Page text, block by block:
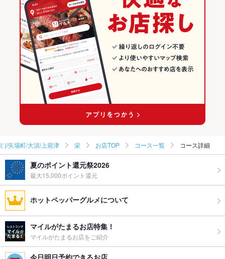
焼き鳥・鶏料理
栄(ミナミ)/矢場町/大須/上前津 × 和食
栄(ミナミ)/矢場町/大須/上前津 × 焼き鳥・鶏料理
栄駅 × 和食
栄駅 × 焼き鳥・鶏料理
愛知 × 居酒屋
愛知 × 和風
愛知 × 和食
愛知 × 焼き鳥・鶏料理
栄(ミナミ)/矢場町/大須/上前津の居酒屋ランキング
栄のグルメランキング
栄の居酒屋ランキング
)/矢場町/大須/上前津 栄 お店TOP コース一覧 コース詳細
夏のポイント還元祭2026
最大15,000ポイント還元
ホットペッパーグルメについて
マイルがたまるお店特集！
マイルがたまるお店をご紹介
今日明日予約できるお店